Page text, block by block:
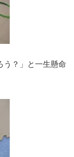
う？」と一生懸命